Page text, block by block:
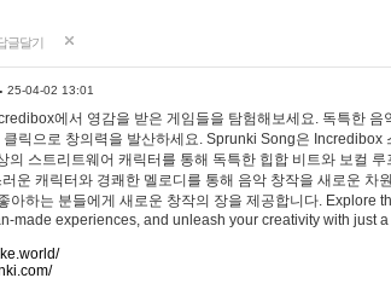
글달기
25-04-02 13:01
에서 영감을 받은 게임들을 탐험해보세요. 독특한
클릭으로 창의력을 발산하세요. Sprunki Song은
의 스트리트웨어 캐릭터를 통해 독특한 힙합 비트와 보컬
운 캐릭터와 경쾌한 멜로디를 통해 음악 창작을 새로운 차
아하는 분들에게 새로운 창작의 장을 제공합니다. Explore
made experiences, and unleash your creativity with just